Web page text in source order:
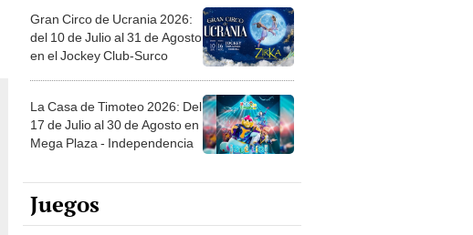
Gran Circo de Ucrania 2026:
del 10 de Julio al 31 de Agosto
en el Jockey Club-Surco
La Casa de Timoteo 2026: Del
17 de Julio al 30 de Agosto en
Mega Plaza - Independencia
Juegos